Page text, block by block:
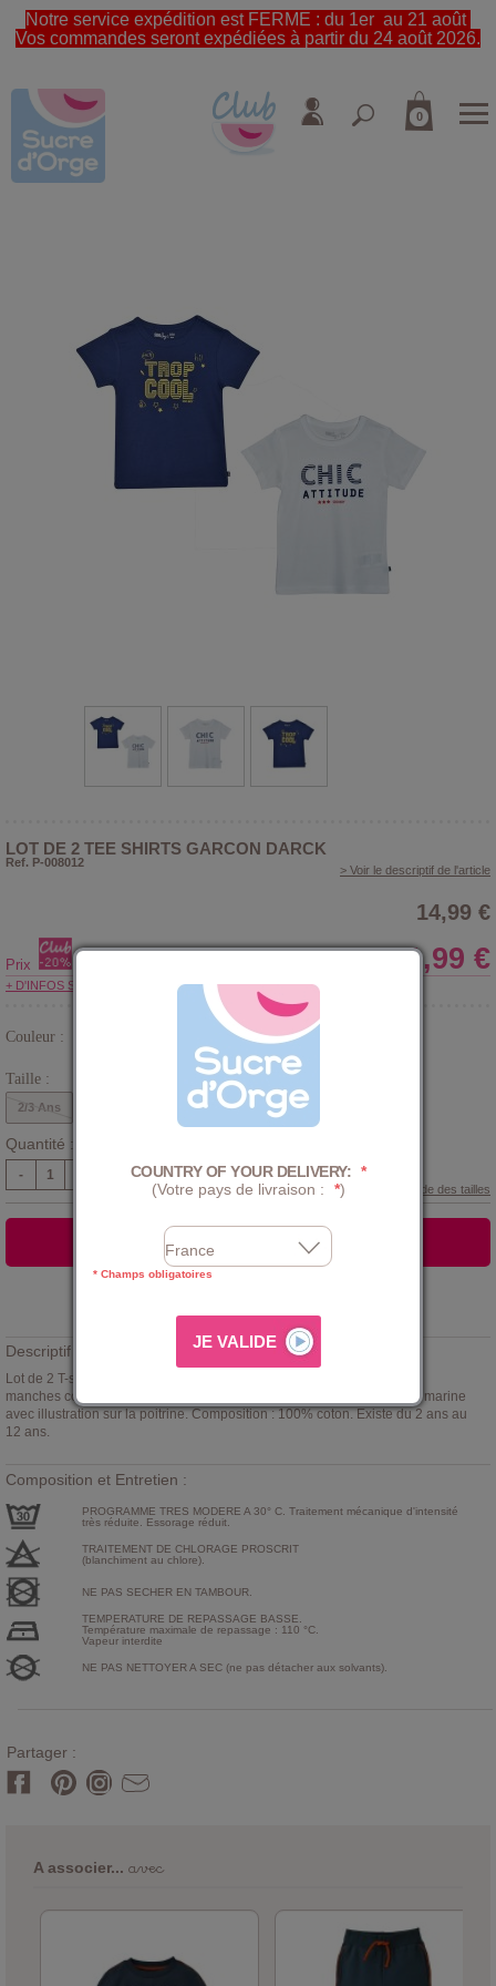
Notre service expédition est FERME : du 1er au 21 août
Vos commandes seront expédiées à partir du 24 août 2026.
0
LOT DE 2 TEE SHIRTS GARCON DARCK
Ref. P-008012
> Voir le descriptif de l'article
14,99 €
Prix 11,99 €
+ D'INFOS SUR LE CLUB
Couleur :
Taille :
2/3 Ans 6/8 Ans 10/12 Ans
Quantité :
-
Guide des tailles
AJOUTER AU PANIER
Descriptif :
Lot de 2 T-shirts maillots de corps Darck
manches courtes, encolure arrondie, composé d'1 maillot blanc et d'1 marine
avec illustration sur la poitrine. Composition : 100% coton. Existe du 2 ans au
12 ans.
Composition et Entretien :
PROGRAMME TRES MODERE A 30° C. Traitement mécanique d'intensité
très réduite. Essorage réduit.
TRAITEMENT DE CHLORAGE PROSCRIT
(blanchiment au chlore).
NE PAS SECHER EN TAMBOUR.
TEMPERATURE DE REPASSAGE BASSE.
Température maximale de repassage : 110 °C.
Vapeur interdite
NE PAS NETTOYER A SEC (ne pas détacher aux solvants).
Partager :
A associer...
COUNTRY OF YOUR DELIVERY: *
(Votre pays de livraison :
*)
* Champs obligatoires